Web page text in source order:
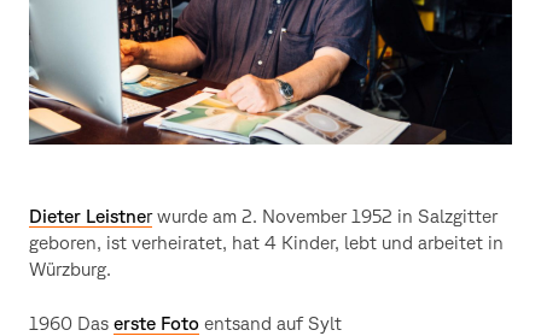
Dieter Leistnerwurde am 2. November 1952 in Salzgitter
geboren, ist verheiratet, hat 4 Kinder, lebt und arbeitet in
Würzburg.
1960 Das erste Foto entsand auf Sylt